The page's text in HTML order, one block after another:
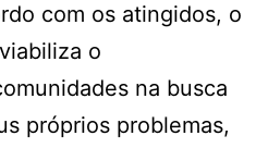
com os atingidos, o
o
na busca
próprios problemas,